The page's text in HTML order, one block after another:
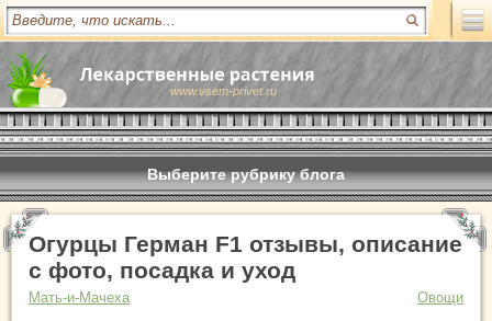
www.vsem-privet.ru
Выберите рубрику блога
Огурцы Герман F1 отзывы, описание
с фото, посадка и уход
Мать-и-Мачеха
Овощи